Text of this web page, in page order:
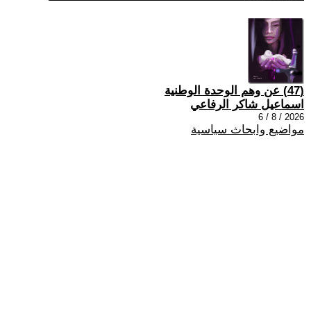
(47) عن وهم الوحدة الوطنية
اسماعيل شاكر الرفاعي
2026 / 8 / 6
مواضيع وابحاث سياسية